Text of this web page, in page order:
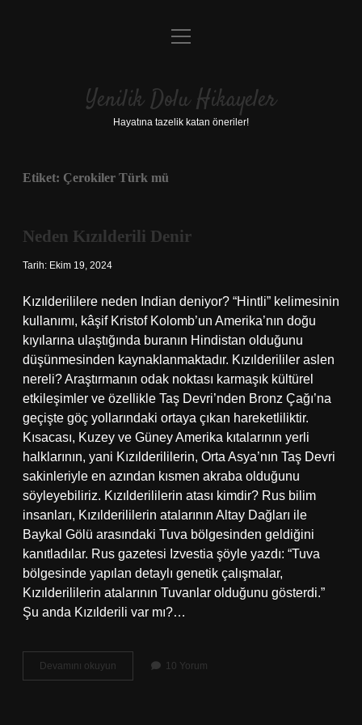
Anasayfa
Yasal Uyarı
menüyü
Yenilik Dolu Hikayeler
Hayatına tazelik katan öneriler!
Etiket: Çerokiler Türk mü
Neden Kızılderili Denir
Tarih: Ekim 19, 2024
Kızılderililere neden Indian deniyor? “Hintli” kelimesinin
kullanımı, kâşif Kristof Kolomb’un Amerika’nın doğu
kıyılarına ulaştığında buranın Hindistan olduğunu
düşünmesinden kaynaklanmaktadır. Kızılderililer aslen
nereli? Araştırmanın odak noktası karmaşık kültürel
etkileşimler ve özellikle Taş Devri’nden Bronz Çağı’na
geçişte göç yollarındaki ortaya çıkan hareketliliktir.
Kısacası, Kuzey ve Güney Amerika kıtalarının yerli
halklarının, yani Kızılderililerin, Orta Asya’nın Taş Devri
sakinleriyle en azından kısmen akraba olduğunu
söyleyebiliriz. Kızılderililerin atası kimdir? Rus bilim
insanları, Kızılderililerin atalarının Altay Dağları ile
Baykal Gölü arasındaki Tuva bölgesinden geldiğini
kanıtladılar. Rus gazetesi Izvestia şöyle yazdı: “Tuva
bölgesinde yapılan detaylı genetik çalışmalar,
Kızılderililerin atalarının Tuvanlar olduğunu gösterdi.”
Şu anda Kızılderili var mı?…
Devamını okuyun
Kızılderili
10 Yorum